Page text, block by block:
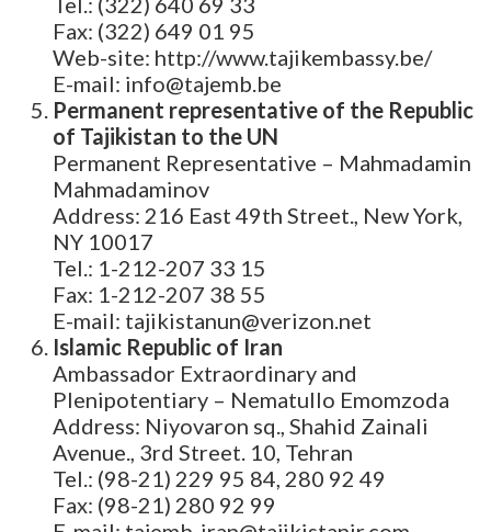
Fax: (322) 649 01 95
Web-site: http://www.tajikembassy.be/
E-mail: info@tajemb.be
Permanent representative of the Republic
of Tajikistan to the UN
Permanent Representative – Mahmadamin
Mahmadaminov
Address: 216 East 49th Street., New York,
NY 10017
Tel.: 1-212-207 33 15
Fax: 1-212-207 38 55
E-mail: tajikistanun@verizon.net
Islamic Republic of Iran
Ambassador Extraordinary and
Plenipotentiary – Nematullo Emomzoda
Address: Niyovaron sq., Shahid Zainali
Avenue., 3rd Street. 10, Tehran
Tel.: (98-21) 229 95 84, 280 92 49
Fax: (98-21) 280 92 99